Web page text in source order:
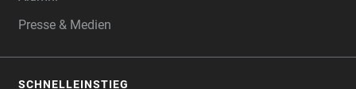
Presse & Medien
SCHNELLEINSTIEG